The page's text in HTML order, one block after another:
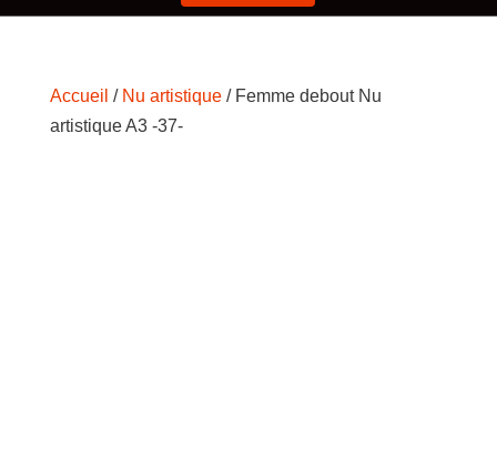
Accueil / Nu artistique/ Femme debout Nu
artistique A3 -37-